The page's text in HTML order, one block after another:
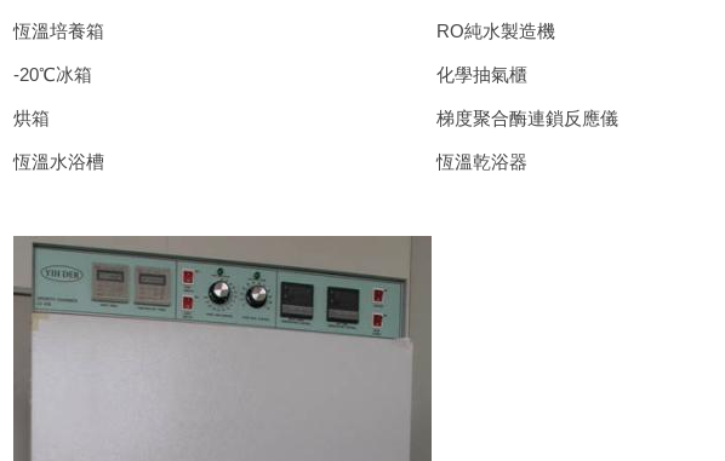
恆溫培養箱 RO純水製造機
-20℃冰箱 化學抽氣櫃
烘箱 梯度聚合酶連鎖反應儀
恆溫水浴槽 恆溫乾浴器